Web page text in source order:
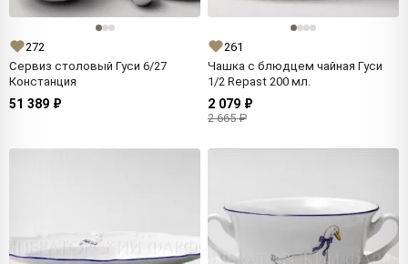
272
Сервиз столовый Гуси 6/27
Констанция
51 389 ₽
261
Чашка с блюдцем чайная Гуси
1/2 Repast 200 мл.
2 079 ₽
2 665 ₽